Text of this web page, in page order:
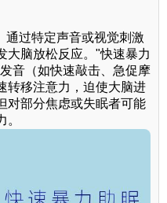
通过特定声音或视觉刺激
大脑放松反应。"快速暴力
音（如快速敲击、急促摩
转移注意力，迫使大脑进
对部分焦虑或失眠者可能